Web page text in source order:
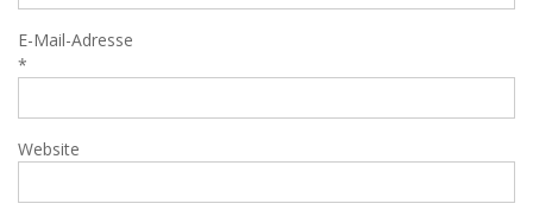
E-Mail-Adresse
*
Website